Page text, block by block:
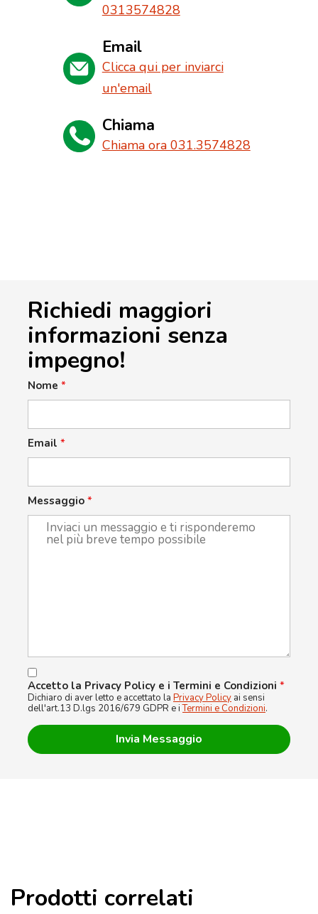
0313574828
Email
Clicca qui per inviarci
un'email
Chiama
Chiama ora 031.3574828
Richiedi maggiori
informazioni senza
impegno!
Nome *
Email *
Messaggio *
Accetto la Privacy Policy e i Termini e Condizioni *
Dichiaro di aver letto e accettato la Privacy Policy ai sensi
dell'art.13 D.lgs 2016/679 GDPR e iTermini e Condizioni.
Prodotti correlati